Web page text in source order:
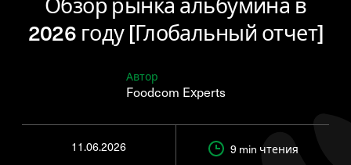
2026 году [Глобальный отчет]
Автор
Foodcom Experts
11.06.2026 9 min чтения